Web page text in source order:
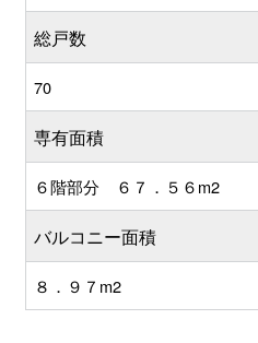
総戸数
70
専有面積
６階部分 ６７．５６m2
バルコニー面積
８．９７m2